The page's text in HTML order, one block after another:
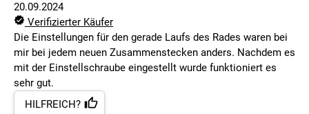
20.09.2024
Verifizierter Käufer
Die Einstellungen für den gerade Laufs des Rades waren bei
mir bei jedem neuen Zusammenstecken anders. Nachdem es
mit der Einstellschraube eingestellt wurde funktioniert es
sehr gut.
HILFREICH?